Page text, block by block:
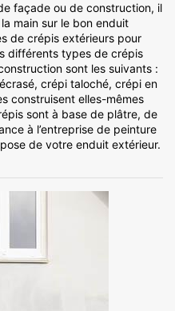
façade ou de construction, il
main sur le bon enduit
de crépis extérieurs pour
différents types de crépis
sont les suivants :
crépi taloché, crépi en
construisent elles-mêmes
sont à base de plâtre, de
à l’entreprise de peinture
de votre enduit extérieur.